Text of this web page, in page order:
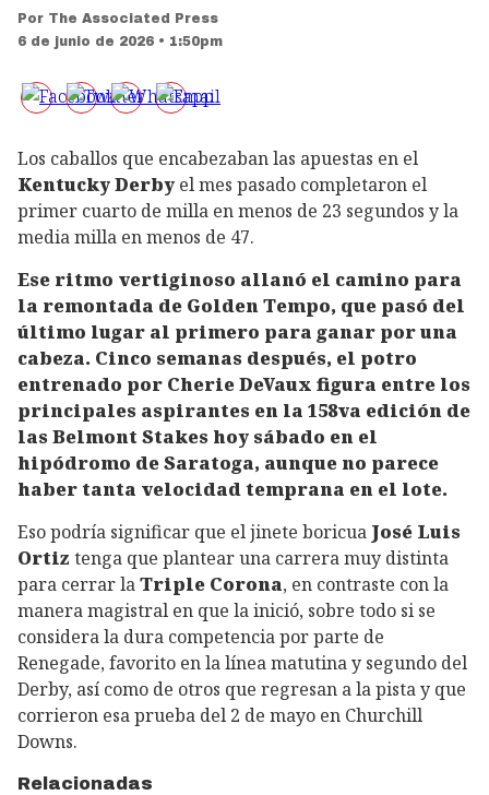
Por The Associated Press
6 de junio de 2026 • 1:50pm
Los caballos que encabezaban las apuestas en el
Kentucky Derby el mes pasado completaron el
primer cuarto de milla en menos de 23 segundos y la
media milla en menos de 47.
Ese ritmo vertiginoso allanó el camino para
la remontada de Golden Tempo, que pasó del
último lugar al primero para ganar por una
cabeza. Cinco semanas después, el potro
entrenado por Cherie DeVaux figura entre los
principales aspirantes en la 158va edición de
las Belmont Stakes hoy sábado en el
hipódromo de Saratoga, aunque no parece
haber tanta velocidad temprana en el lote.
Eso podría significar que el jinete boricua José Luis
Ortiz tenga que plantear una carrera muy distinta
para cerrar laTriple Corona, en contraste con la
manera magistral en que la inició, sobre todo si se
considera la dura competencia por parte de
Renegade, favorito en la línea matutina y segundo del
Derby, así como de otros que regresan a la pista y que
corrieron esa prueba del 2 de mayo en Churchill
Downs.
Relacionadas